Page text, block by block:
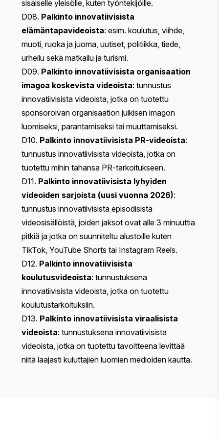
sisäiselle yleisölle, kuten työntekijöille.
D08. Palkinto innovatiivisista
elämäntapavideoista: esim. koulutus, viihde,
muoti, ruoka ja juoma, uutiset, politiikka, tiede,
urheilu sekä matkailu ja turismi.
D09. Palkinto innovatiivisista organisaation
imagoa koskevista videoista: tunnustus
innovatiivisista videoista, jotka on tuotettu
sponsoroivan organisaation julkisen imagon
luomiseksi, parantamiseksi tai muuttamiseksi.
D10. Palkinto innovatiivisista PR-videoista:
tunnustus innovatiivisista videoista, jotka on
tuotettu mihin tahansa PR-tarkoitukseen.
D11. Palkinto innovatiivisista lyhyiden
videoiden sarjoista (uusi vuonna 2026):
tunnustus innovatiivisista episodisista
videosisällöistä, joiden jaksot ovat alle 3 minuuttia
pitkiä ja jotka on suunniteltu alustoille kuten
TikTok, YouTube Shorts tai Instagram Reels.
D12. Palkinto innovatiivisista
koulutusvideoista: tunnustuksena
innovatiivisista videoista, jotka on tuotettu
koulutustarkoituksiin.
D13. Palkinto innovatiivisista viraalisista
videoista: tunnustuksena innovatiivisista
videoista, jotka on tuotettu tavoitteena levittää
niitä laajasti kuluttajien luomien medioiden kautta.